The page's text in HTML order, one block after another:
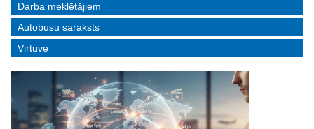
Darba meklētājiem
Autobusu saraksts
Virtuve